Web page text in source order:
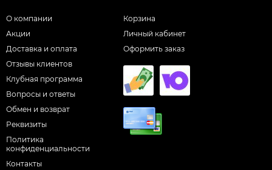
О компании
Акции
Доставка и оплата
Отзывы клиентов
Клубная программа
Вопросы и ответы
Обмен и возврат
Реквизиты
Политика
конфиденциальности
Контакты
Корзина
Личный кабинет
Оформить заказ